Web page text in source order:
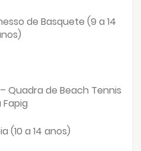
de Basquete (9 a 14
Quadra de Beach Tennis
Fapig
(10 a 14 anos)